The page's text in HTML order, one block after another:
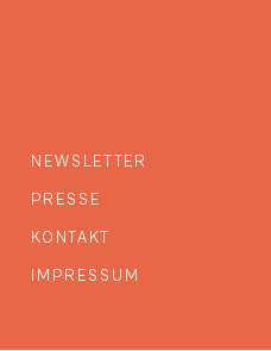
NEWSLETTER
PRESSE
KONTAKT
IMPRESSUM